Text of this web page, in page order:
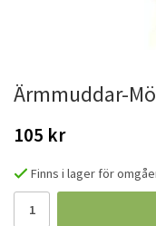
Ärmmuddar-
105 kr
Finns i lager för